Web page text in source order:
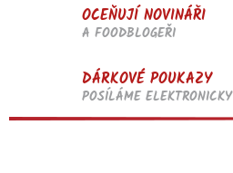
OCEŇUJÍ NOVINÁŘI
A FOODBLOGEŘI
DÁRKOVÉ POUKAZY
POSÍLÁME ELEKTRONICKY